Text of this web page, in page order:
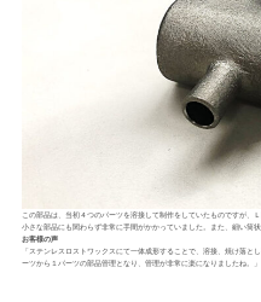
この部品は、当初４つのパーツを溶接して制作をしていたものですが、
小さな部品にも関わらず非常に手間がかかっていました。また、細い筒
お客様の声
「ステンレスロストワックスにて一体成形することで、溶接、焼け落
ーツから１パーツの部品管理となり、管理が非常に楽になりましたね。」